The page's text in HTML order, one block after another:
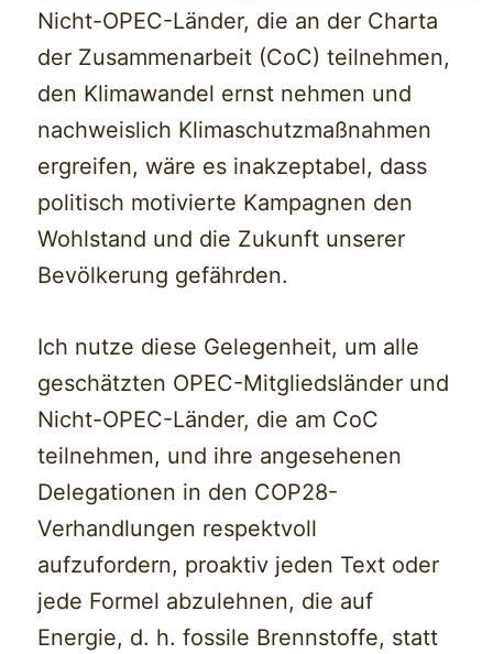
Nicht-OPEC-Länder, die an der Charta
der Zusammenarbeit (CoC) teilnehmen,
den Klimawandel ernst nehmen und
nachweislich Klimaschutzmaßnahmen
ergreifen, wäre es inakzeptabel, dass
politisch motivierte Kampagnen den
Wohlstand und die Zukunft unserer
Bevölkerung gefährden.
Ich nutze diese Gelegenheit, um alle
geschätzten OPEC-Mitgliedsländer und
Nicht-OPEC-Länder, die am CoC
teilnehmen, und ihre angesehenen
Delegationen in den COP28-
Verhandlungen respektvoll
aufzufordern, proaktiv jeden Text oder
jede Formel abzulehnen, die auf
Energie, d. h. fossile Brennstoffe, statt